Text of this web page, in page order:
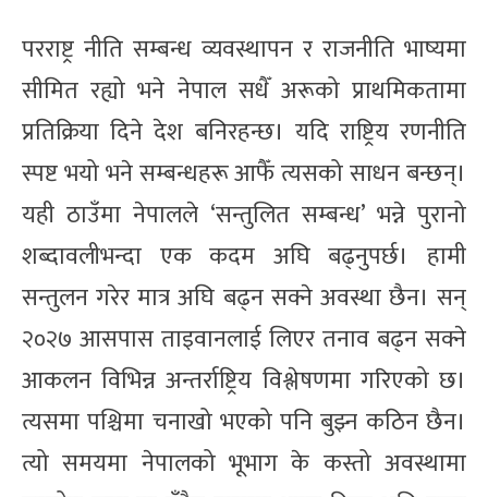
परराष्ट्र नीति सम्बन्ध व्यवस्थापन र राजनीति भाष्यमा
सीमित रह्यो भने नेपाल सधैँ अरूको प्राथमिकतामा
प्रतिक्रिया दिने देश बनिरहन्छ। यदि राष्ट्रिय रणनीति
स्पष्ट भयो भने सम्बन्धहरू आफैँ त्यसको साधन बन्छन्।
यही ठाउँमा नेपालले ‘सन्तुलित सम्बन्ध’ भन्ने पुरानो
शब्दावलीभन्दा एक कदम अघि बढ्नुपर्छ। हामी
सन्तुलन गरेर मात्र अघि बढ्न सक्ने अवस्था छैन। सन्
२०२७ आसपास ताइवानलाई लिएर तनाव बढ्न सक्ने
आकलन विभिन्न अन्तर्राष्ट्रिय विश्लेषणमा गरिएको छ।
त्यसमा पश्चिमा चनाखो भएको पनि बुझ्न कठिन छैन।
त्यो समयमा नेपालको भूभाग के कस्तो अवस्थामा